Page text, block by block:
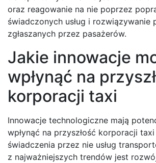
oraz reagowanie na nie poprzez
świadczonych usług i rozwiązywanie
zgłaszanych przez pasażerów.
Jakie innowacje
wpłynąć na
korporacji taxi
Innowacje technologiczne mają
wpłynąć na przyszłość korporacji
świadczenia przez nie usług
z najważniejszych trendów jest